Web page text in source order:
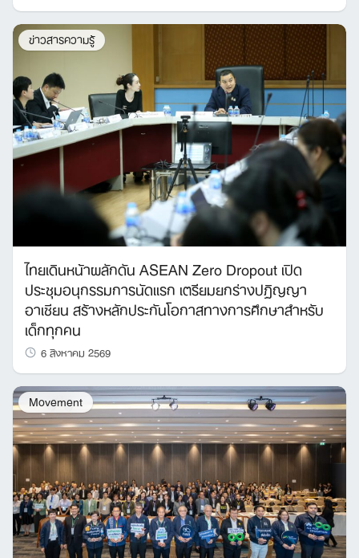
ข่าวสารความรู้
ไทยเดินหน้าผลักดัน ASEAN Zero Dropout เปิด
ประชุมอนุกรรมการนัดแรก เตรียมยกร่างปฏิญญา
อาเซียน สร้างหลักประกันโอกาสทางการศึกษาสำหรับ
เด็กทุกคน
6 สิงหาคม 2569
Movement